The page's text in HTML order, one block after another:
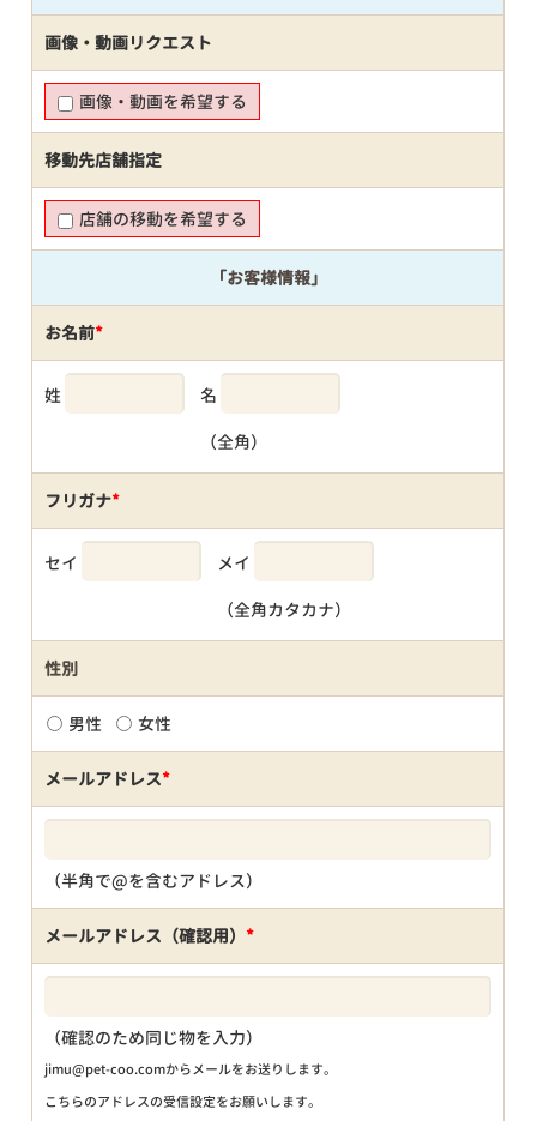
画像・動画リクエスト
画像・動画を希望する
移動先店舗指定
店舗の移動を希望する
「お客様情報」
お名前*
姓 名
（全角）
フリガナ*
セイ メイ
（全角カタカナ）
性別
男性 女性
メールアドレス*
（半角で@を含むアドレス）
メールアドレス（確認用） *
（確認のため同じ物を入力）
jimu@pet-coo.comからメールをお送りします。
こちらのアドレスの受信設定をお願いします。